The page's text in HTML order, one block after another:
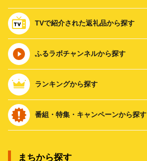
TVで紹介された返礼品から探す
ふるラボチャンネルから探す
ランキングから探す
番組・特集・キャンペーンから探す
まちから探す